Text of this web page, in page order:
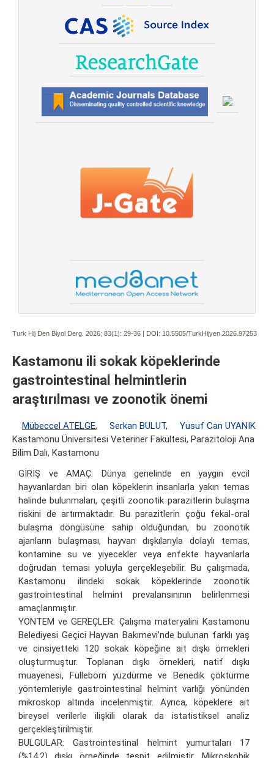
Turk Hij Den Biyol Derg. 2026; 83(1): 29-36 | DOI: 10.5505/TurkHijyen.2026.97253
Kastamonu ili sokak köpeklerinde
gastrointestinal helmintlerin
araştırılması ve zoonotik önemi
Mübeccel ATELGE, Serkan BULUT,
Yusuf Can UYANIK
Kastamonu Üniversitesi Veteriner Fakültesi, Parazitoloji Ana
Bilim Dalı, Kastamonu
GİRİŞ ve AMAÇ: Dünya genelinde en yaygın evcil
hayvanlardan biri olan köpeklerin insanlarla yakın temas
halinde bulunmaları, çeşitli zoonotik parazitlerin bulaşma
riskini de artırmaktadır. Bu parazitlerin çoğu fekal-oral
bulaşma döngüsüne sahip olduğundan, bu zoonotik
ajanların bulaşması, hayvan dışkılarıyla dolaylı temas,
kontamine su ve yiyecekler veya enfekte hayvanlarla
doğrudan teması yoluyla gerçekleşebilir. Bu çalışmada,
Kastamonu ilindeki sokak köpeklerinde zoonotik
gastrointestinal helmint prevalansınının belirlenmesi
amaçlanmıştır.
YÖNTEM ve GEREÇLER: Çalışma materyalini Kastamonu
Belediyesi Geçici Hayvan Bakımevi’nde bulunan farklı yaş
ve cinsiyetteki 120 sokak köpeğine ait dışkı örnekleri
oluşturmuştur. Toplanan dışkı örnekleri, natif dışkı
muayenesi, Fülleborn yüzdürme ve Benedik çöktürme
yöntemleriyle gastrointestinal helmint varlığı yönünden
mikroskop altında incelenmiştir. Ayrıca, köpeklere ait
bireysel verilerle ilişkili olarak da istatistiksel analiz
gerçekleştirilmiştir.
BULGULAR: Gastrointestinal helmint yumurtaları 17